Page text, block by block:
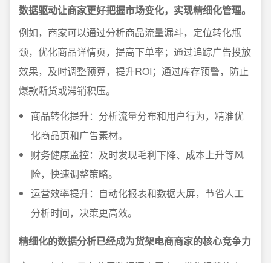
数据驱动让商家更好把握市场变化，实现精细化管理。
例如，商家可以通过分析商品流量漏斗，定位转化瓶
颈，优化商品详情页，提高下单率；通过追踪广告投放
效果，及时调整预算，提升ROI；通过库存预警，防止
爆款断货或滞销积压。
商品转化提升：分析流量分布和用户行为，精准优
化商品页和广告素材。
财务健康监控：及时发现毛利下降、成本上升等风
险，快速调整策略。
运营效率提升：自动化报表和数据大屏，节省人工
分析时间，决策更高效。
精细化的数据分析已经成为货架电商商家的核心竞争力